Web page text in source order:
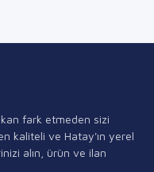
fark etmeden sizi
kaliteli ve Hatay'ın yerel
alın, ürün ve ilan